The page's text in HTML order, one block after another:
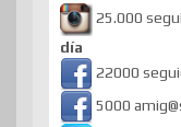
25.000
día
22000
5000